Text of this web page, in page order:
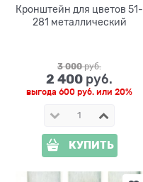
Кронштейн для цветов 51-
281 металлический
3 000 руб.
2 400 руб.
выгода 600 руб. или 20%
КУПИТЬ